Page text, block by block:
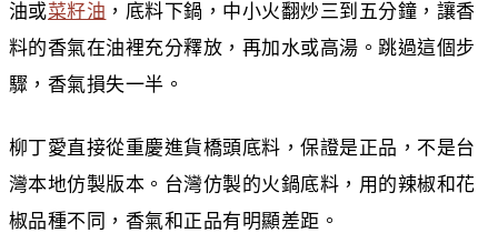
油或菜籽油 ，底料下鍋，中小火翻炒三到五分鐘，讓香
料的香氣在油裡充分釋放，再加水或高湯。跳過這個步
驟，香氣損失一半。
柳丁愛直接從重慶進貨橋頭底料，保證是正品，不是台
灣本地仿製版本。台灣仿製的火鍋底料，用的辣椒和花
椒品種不同，香氣和正品有明顯差距。